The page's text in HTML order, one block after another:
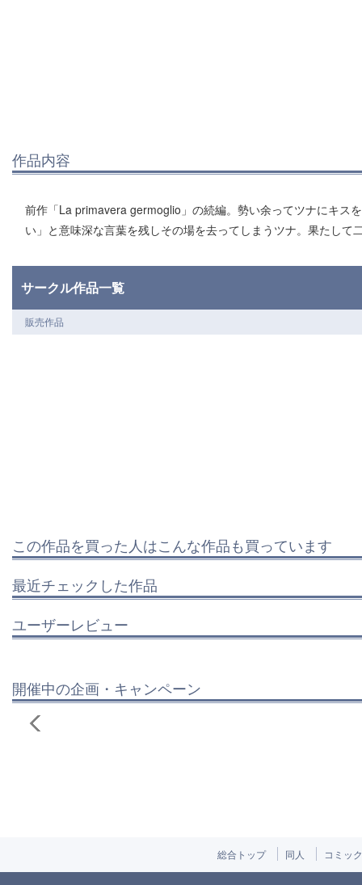
作品内容
前作「La primavera germoglio」の続編。勢い余ってツナにキス
い」と意味深な言葉を残しその場を去ってしまうツナ。果たして
サークル作品一覧
販売作品
この作品を買った人はこんな作品も買っています
最近チェックした作品
ユーザーレビュー
開催中の企画・キャンペーン
総合トップ 同人 コミッ